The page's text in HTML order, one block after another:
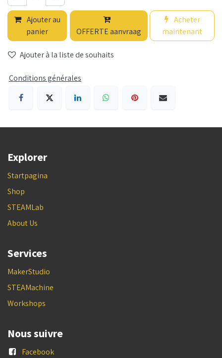
Ajouter au
panier
OFFERTE aanvraag
Acheter
maintenant
Ajouter à la liste de souhaits
Conditions générales
Explorer
Startpagina
Shop
STEAMLab
About Us
Services
MakerStudio
STEAMachine
Workshops
Nous suivre
Facebook